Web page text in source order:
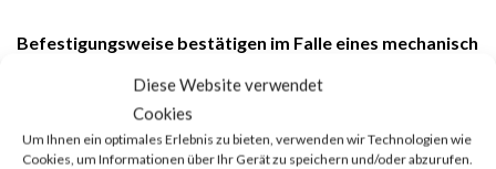
Diese Website verwendet
Cookies
Um Ihnen ein optimales Erlebnis zu bieten, verwenden wir Technologien wie
Cookies, um Informationen über Ihr Gerät zu speichern und/oder abzurufen.
Befestigungsweise bestätigen im Falle eines mechanisch